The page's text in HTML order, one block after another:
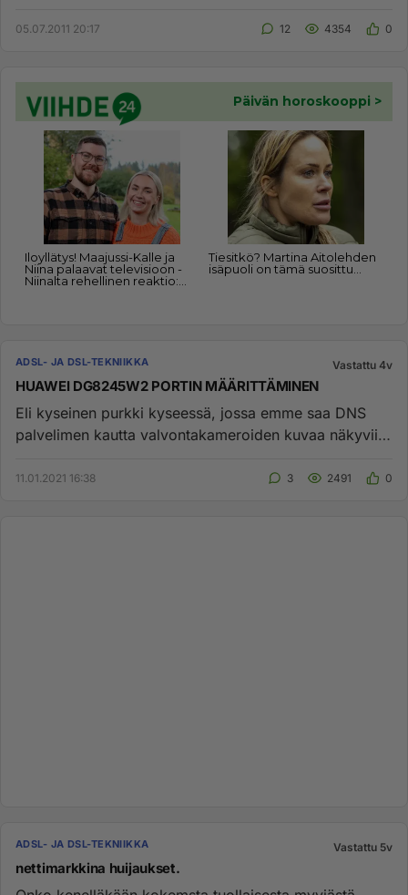
05.07.2011 20:17 12 4354 0
ADSL- JA DSL-TEKNIIKKA Vastattu 4v
HUAWEI DG8245W2 PORTIN MÄÄRITTÄMINEN
Eli kyseinen purkki kyseessä, jossa emme saa DNS
palvelimen kautta valvontakameroiden kuvaa näkyviin
11.01.2021 16:38 3 2491 0
ADSL- JA DSL-TEKNIIKKA Vastattu 5v
nettimarkkina huijaukset.